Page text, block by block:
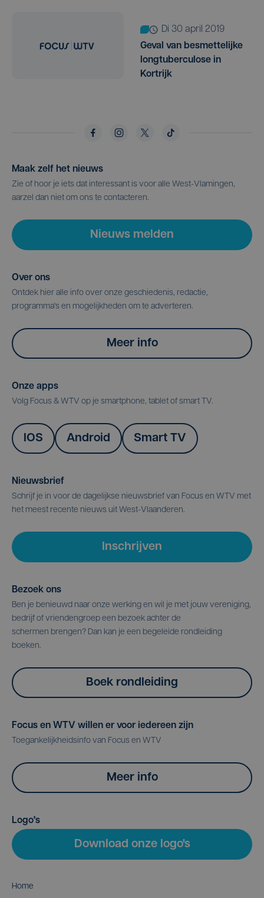
di 30 april 2019
Geval van besmettelijke
longtuberculose in
Kortrijk
Maak zelf het nieuws
Zie of hoor je iets dat interessant is voor alle West-Vlamingen,
aarzel dan niet om ons te contacteren.
Nieuws melden
Over ons
Ontdek hier alle info over onze geschiedenis, redactie,
programma's en mogelijkheden om te adverteren.
Meer info
Onze apps
Volg Focus & WTV op je smartphone, tablet of smart TV.
IOS Android Smart TV
Nieuwsbrief
Schrijf je in voor de dagelijkse nieuwsbrief van Focus en WTV met
het meest recente nieuws uit West-Vlaanderen.
Inschrijven
Bezoek ons
Ben je benieuwd naar onze werking en wil je met jouw vereniging,
bedrijf of vriendengroep een bezoek achter de
schermen brengen? Dan kan je een begeleide rondleiding
boeken.
Boek rondleiding
Focus en WTV willen er voor iedereen zijn
Toegankelijkheidsinfo van Focus en WTV
Meer info
Logo's
Download onze logo's
Home